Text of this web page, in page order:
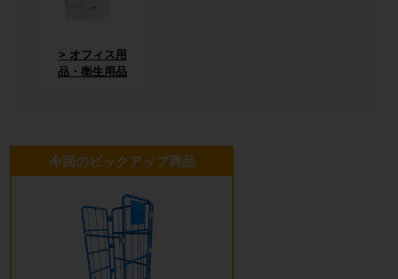
オフィス用
品・衛生用品
今回のピックアップ商品